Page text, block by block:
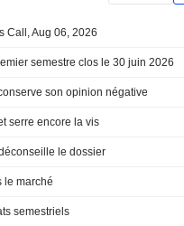
Call, Aug 06, 2026
semestre clos le 30 juin 2026
son opinion négative
serre encore la vis
le dossier
le marché
semestriels